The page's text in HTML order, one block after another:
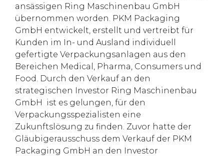
ansässigen Ring Maschinenbau GmbH
übernommen worden. PKM Packaging
GmbH entwickelt, erstellt und vertreibt für
Kunden im In- und Ausland individuell
gefertigte Verpackungsanlagen aus den
Bereichen Medical, Pharma, Consumers und
Food. Durch den Verkauf an den
strategischen Investor Ring Maschinenbau
GmbH ist es gelungen, für den
Verpackungsspezialisten eine
Zukunftslösung zu finden. Zuvor hatte der
Gläubigerausschuss dem Verkauf der PKM
Packaging GmbH an den Investor